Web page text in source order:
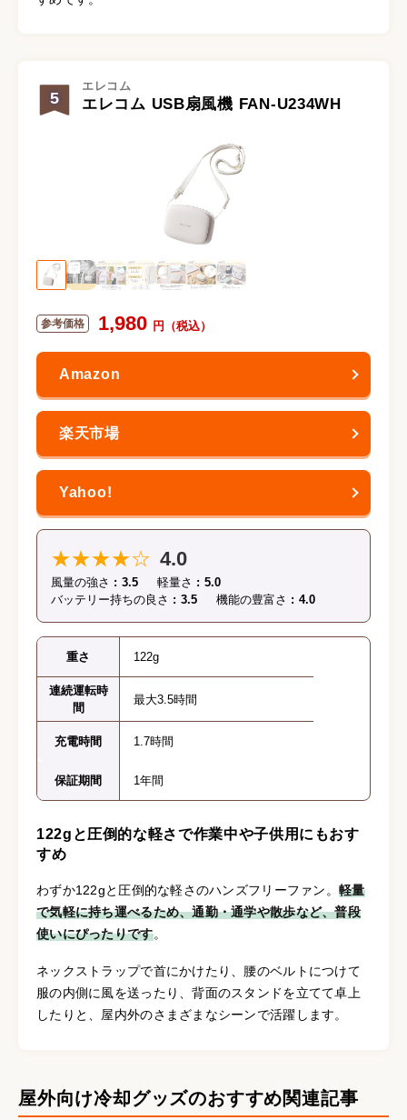
5
エレコム
エレコム USB扇風機 FAN-U234WH
1,980
★★★★☆ 4.0
風量の強さ 3.5 軽量さ
5.0
バッテリー持ちの良さ
3.5 機能の豊富さ 4.0
重さ 122g
連続運転時
間
最大3.5時間
充電時間 1.7時間
保証期間 1年間
122gと圧倒的な軽さで作業中や子供用にもおす
すめ
わずか122gと圧倒的な軽さのハンズフリーファン。 軽量
で気軽に持ち運べるため、通勤・通学や散歩など、普段
使いにぴったりです。
ネックストラップで首にかけたり、腰のベルトにつけて
服の内側に風を送ったり、背面のスタンドを立てて卓上
したりと、屋内外のさまざまなシーンで活躍します。
屋外向け冷却グッズのおすすめ関連記事